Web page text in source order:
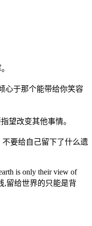
心于那个能带给你笑容
望改变其他事情。
不要给自己留下了什么遗
is only their view of
,留给世界的只能是背